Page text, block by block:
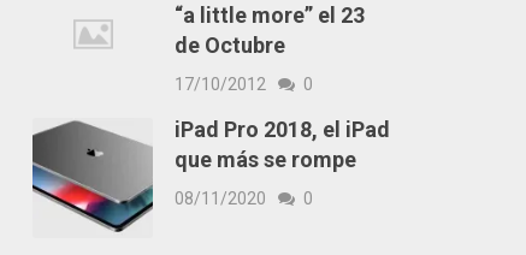
“a little more” el 23
de Octubre
17/10/2012 0
iPad Pro 2018, el iPad
que más se rompe
08/11/2020 0